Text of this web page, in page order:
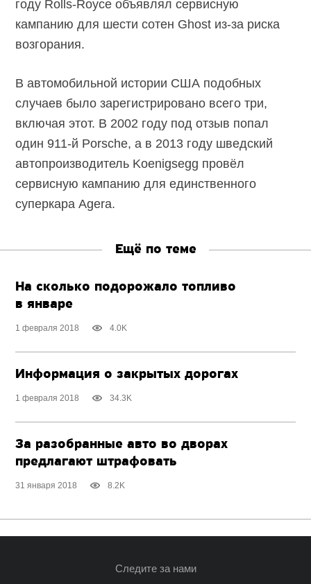
году Rolls-Royce объявлял сервисную
кампанию для шести сотен Ghost из-за риска
возгорания.
В автомобильной истории США подобных
случаев было зарегистрировано всего три,
включая этот. В 2002 году под отзыв попал
один 911-й Porsche, а в 2013 году шведский
автопроизводитель Koenigsegg провёл
сервисную кампанию для единственного
суперкара Agera.
Ещё по теме
На сколько подорожало топливо
в январе
1 февраля 2018 4.0K
Информация о закрытых дорогах
1 февраля 2018 34.3K
За разобранные авто во дворах
предлагают штрафовать
31 января 2018 8.2K
Следите за нами